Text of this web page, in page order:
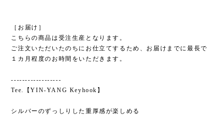
［お届け］
こちらの商品は受注生産となります。
ご注文いただいたのちにお仕立てするため、お届けまでに最長で
１カ月程度のお時間をいただきます。
------------------
Tee.【YIN-YANG Keyhook】
シルバーのずっしりした重厚感が楽しめる